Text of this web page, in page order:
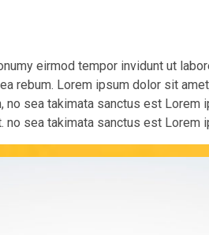
eirmod tempor invidunt ut
rebum. Lorem ipsum dolor sit
sea takimata sanctus est Lorem
sea takimata sanctus est Lorem